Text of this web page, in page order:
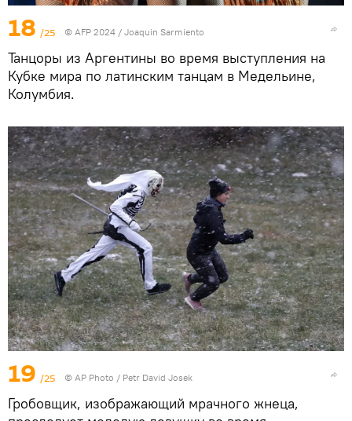
18 /25 © AFP 2024 / Joaquin Sarmiento
Танцоры из Аргентины во время выступления на
Кубке мира по латинским танцам в Медельине,
Колумбия.
19 /25 © AP Photo / Petr David Josek
Гробовщик, изображающий мрачного жнеца,